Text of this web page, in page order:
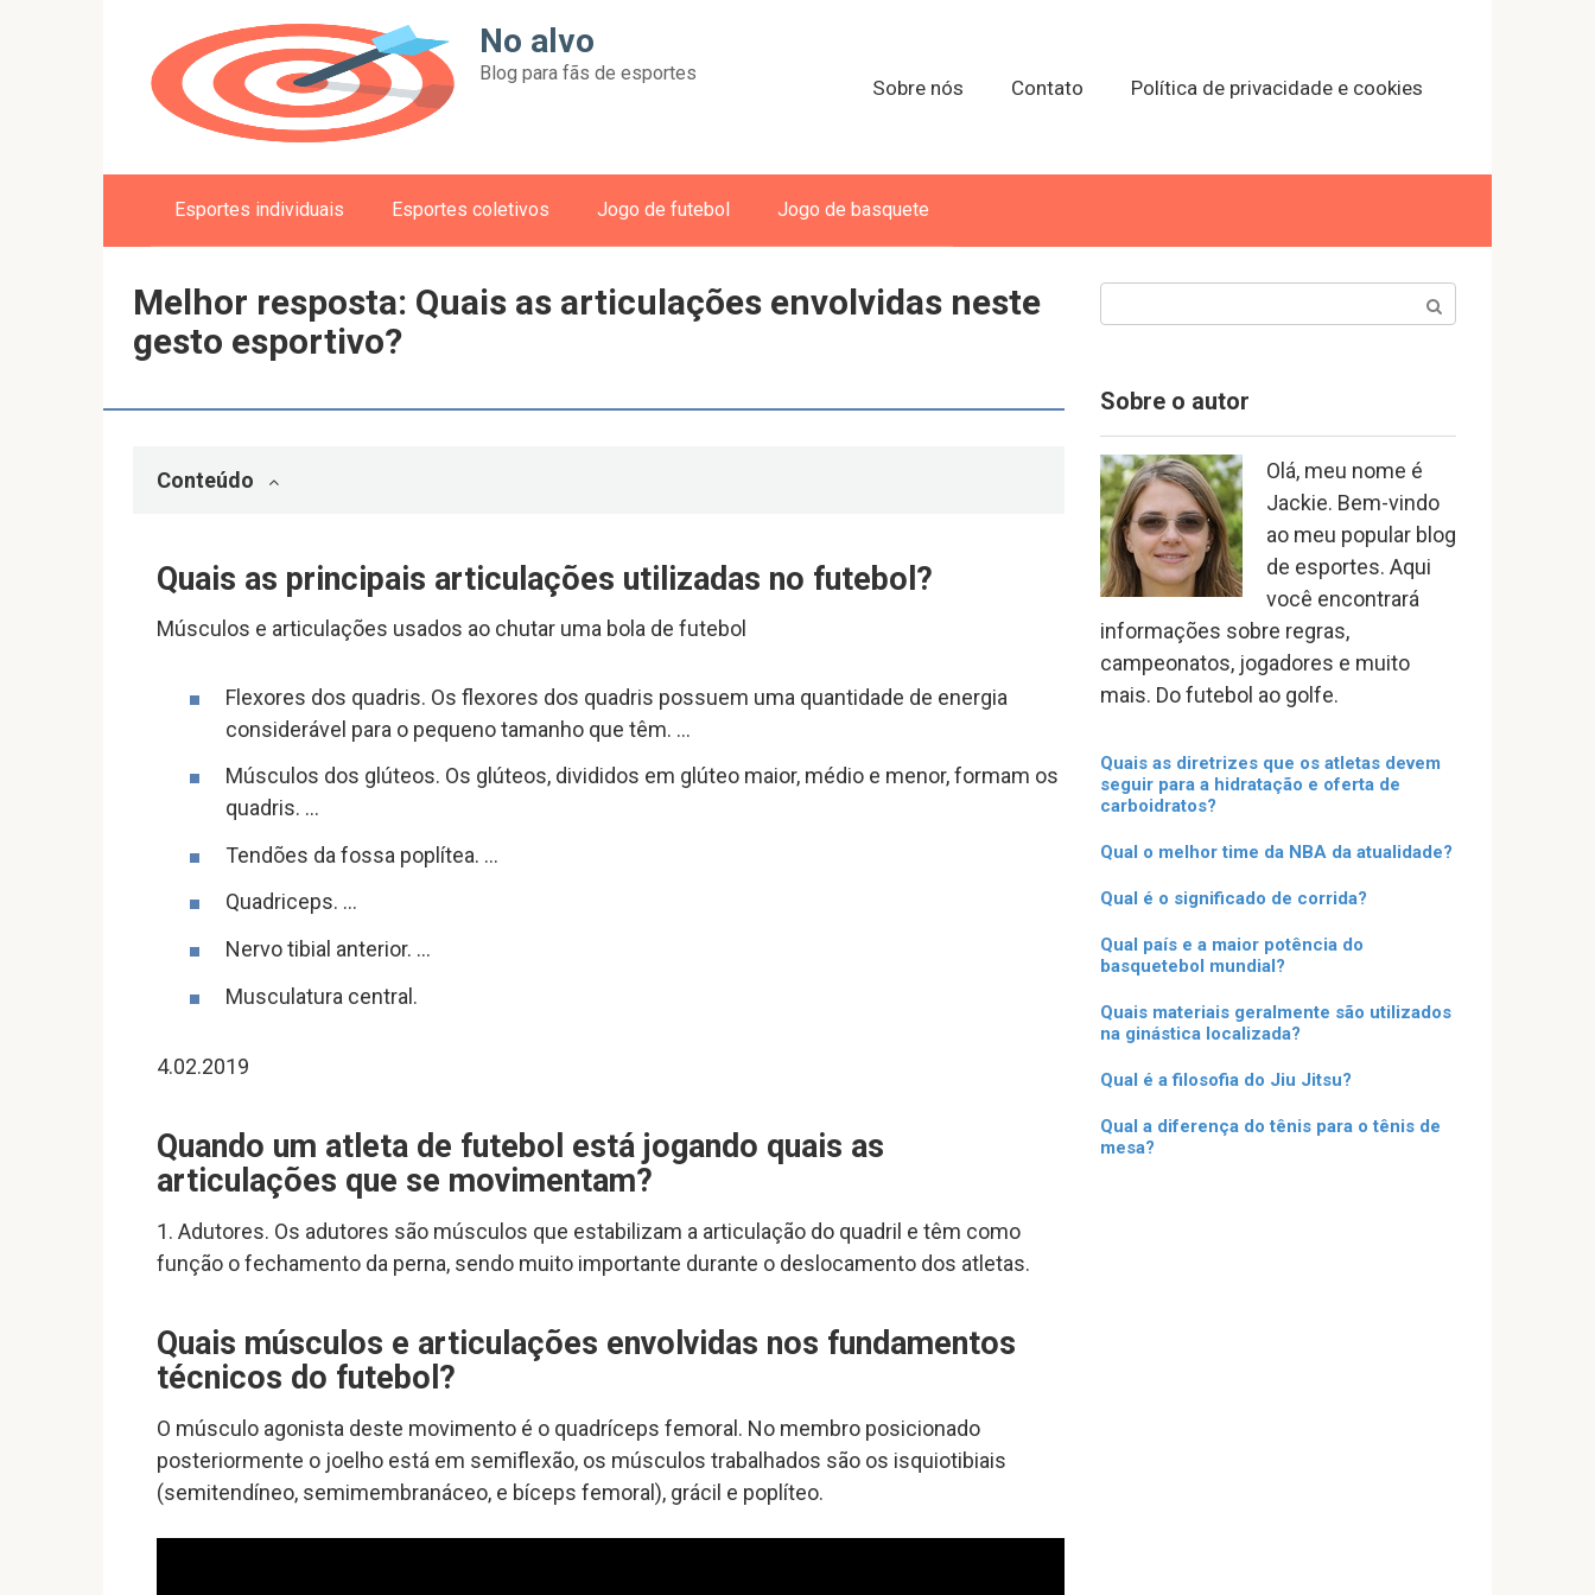
No alvo
Blog para fãs de esportes
Sobre nós Contato Política de privacidade e cookies
Esportes individuais Esportes coletivos Jogo de futebol Jogo de basquete
Melhor resposta: Quais as articulações envolvidas neste
gesto esportivo?
Conteúdo
Quais as principais articulações utilizadas no futebol?
Músculos e articulações usados ao chutar uma bola de futebol
Flexores dos quadris. Os flexores dos quadris possuem uma quantidade de energia
considerável para o pequeno tamanho que têm. …
Músculos dos glúteos. Os glúteos, divididos em glúteo maior, médio e menor, formam os
quadris. …
Tendões da fossa poplítea. …
Quadriceps. …
Nervo tibial anterior. …
Musculatura central.
4.02.2019
Quando um atleta de futebol está jogando quais as
articulações que se movimentam?
1. Adutores. Os adutores são músculos que estabilizam a articulação do quadril e têm como
função o fechamento da perna, sendo muito importante durante o deslocamento dos atletas.
Quais músculos e articulações envolvidas nos fundamentos
técnicos do futebol?
O músculo agonista deste movimento é o quadríceps femoral. No membro posicionado
posteriormente o joelho está em semiflexão, os músculos trabalhados são os isquiotibiais
(semitendíneo, semimembranáceo, e bíceps femoral), grácil e poplíteo.
Sobre o autor
Olá, meu nome é
Jackie. Bem-vindo
ao meu popular blog
de esportes. Aqui
você encontrará
informações sobre regras,
campeonatos, jogadores e muito
mais. Do futebol ao golfe.
Quais as diretrizes que os atletas devem
seguir para a hidratação e oferta de
carboidratos?
Qual o melhor time da NBA da atualidade?
Qual é o significado de corrida?
Qual país e a maior potência do
basquetebol mundial?
Quais materiais geralmente são utilizados
na ginástica localizada?
Qual é a filosofia do Jiu Jitsu?
Qual a diferença do tênis para o tênis de
mesa?